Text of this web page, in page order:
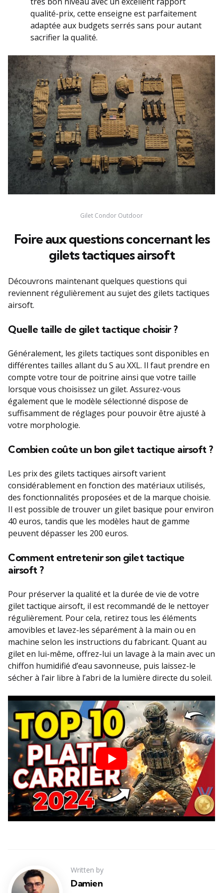
qualité-prix, cette enseigne est parfaitement
adaptée aux budgets serrés sans pour autant
sacrifier la qualité.
Gilet Condor Outdoor
Foire aux questions concernant les
gilets tactiques airsoft
Découvrons maintenant quelques questions qui
reviennent régulièrement au sujet des gilets tactiques
airsoft.
Quelle taille de gilet tactique choisir ?
Généralement, les gilets tactiques sont disponibles en
différentes tailles allant du S au XXL. Il faut prendre en
compte votre tour de poitrine ainsi que votre taille
lorsque vous choisissez un gilet. Assurez-vous
également que le modèle sélectionné dispose de
suffisamment de réglages pour pouvoir être ajusté à
votre morphologie.
Combien coûte un bon gilet tactique airsoft ?
Les prix des gilets tactiques airsoft varient
considérablement en fonction des matériaux utilisés,
des fonctionnalités proposées et de la marque choisie.
Il est possible de trouver un gilet basique pour environ
40 euros, tandis que les modèles haut de gamme
peuvent dépasser les 200 euros.
Comment entretenir son gilet tactique
airsoft ?
Pour préserver la qualité et la durée de vie de votre
gilet tactique airsoft, il est recommandé de le nettoyer
régulièrement. Pour cela, retirez tous les éléments
amovibles et lavez-les séparément à la main ou en
machine selon les instructions du fabricant. Quant au
gilet en lui-même, offrez-lui un lavage à la main avec un
chiffon humidifié d’eau savonneuse, puis laissez-le
sécher à l’air libre à l’abri de la lumière directe du soleil.
Written by
Damien